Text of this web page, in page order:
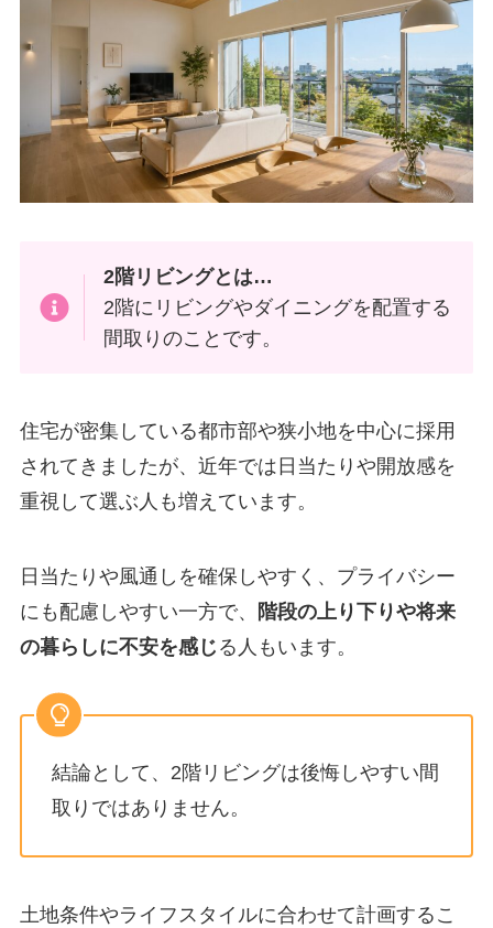
2階リビングとは…
2階にリビングやダイニングを配置する
間取りのことです。
住宅が密集している都市部や狭小地を中心に採用
されてきましたが、近年では日当たりや開放感を
重視して選ぶ人も増えています。
日当たりや風通しを確保しやすく、プライバシー
にも配慮しやすい一方で、
階段の上り下りや将来
の暮らしに不安を感じ る人もいます。
結論として、2階リビングは後悔しやすい間
取りではありません。
土地条件やライフスタイルに合わせて計画するこ